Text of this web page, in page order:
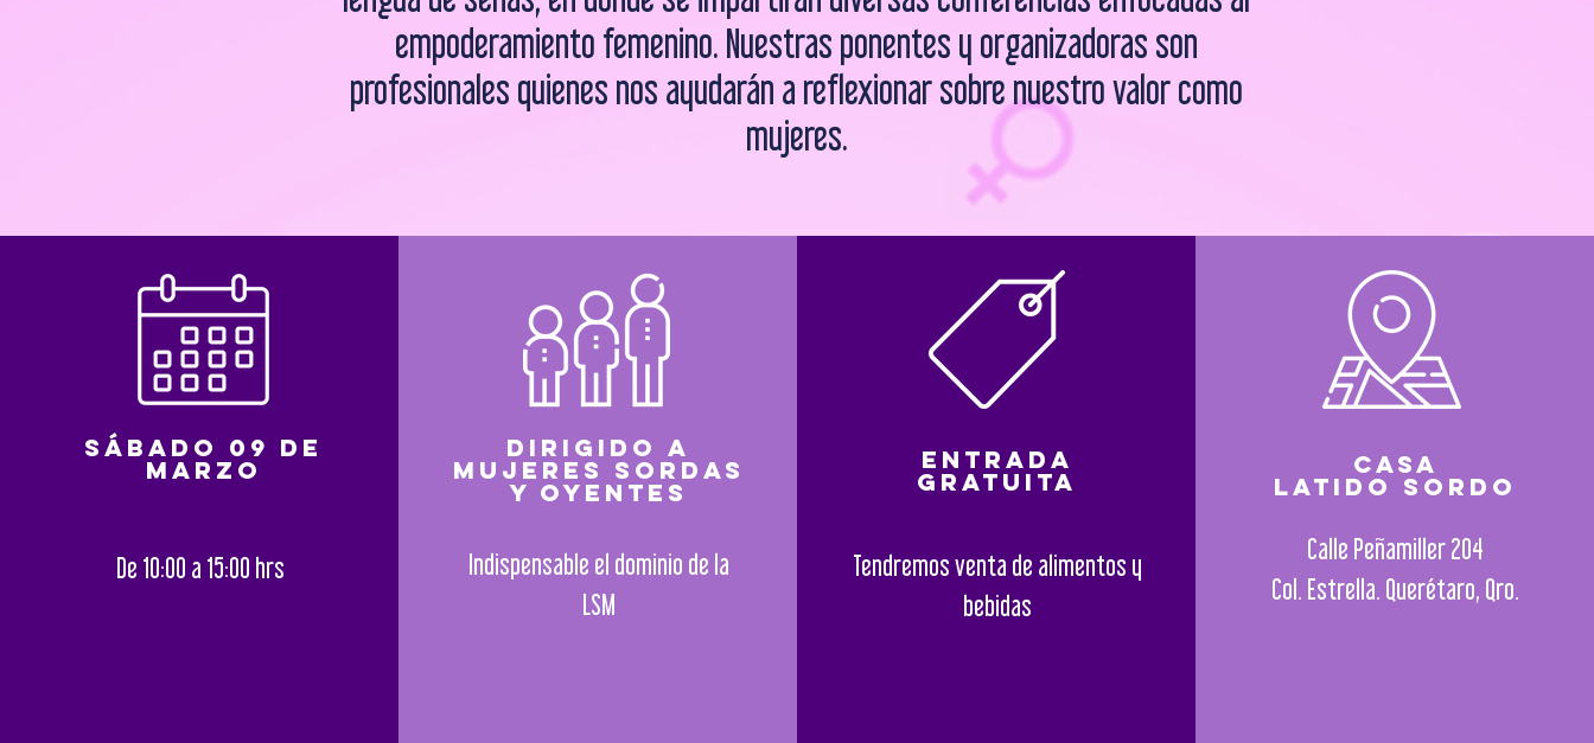
empoderamiento femenino. Nuestras ponentes y organizadoras son
profesionales quienes nos ayudarán a reflexionar sobre nuestro valor como
mujeres.
Sábado 09 de
marzo
De 10:00 a 15:00 hrs
Dirigido a
mujeres sordas
y oyentes
Indispensable el dominio de la
LSM
Entrada
gratuita
Tendremos venta de alimentos y
bebidas
casa
Latido Sordo
Calle Peñamiller 204
Col. Estrella. Querétaro, Qro.